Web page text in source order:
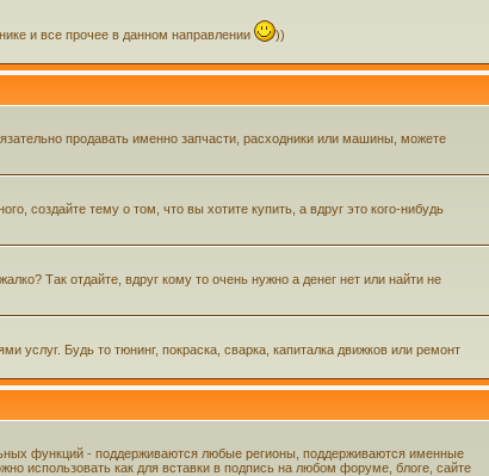
и все прочее в данном направлении
))
продавать именно запчасти, расходники или машины, можете
создайте тему о том, что вы хотите купить, а вдруг это кого-нибудь
Так отдайте, вдруг кому то очень нужно а денег нет или найти не
услуг. Будь то тюнинг, покраска, сварка, капиталка движков или ремонт
функций - поддерживаются любые регионы, поддерживаются именные
использовать как для вставки в подпись на любом форуме, блоге, сайте